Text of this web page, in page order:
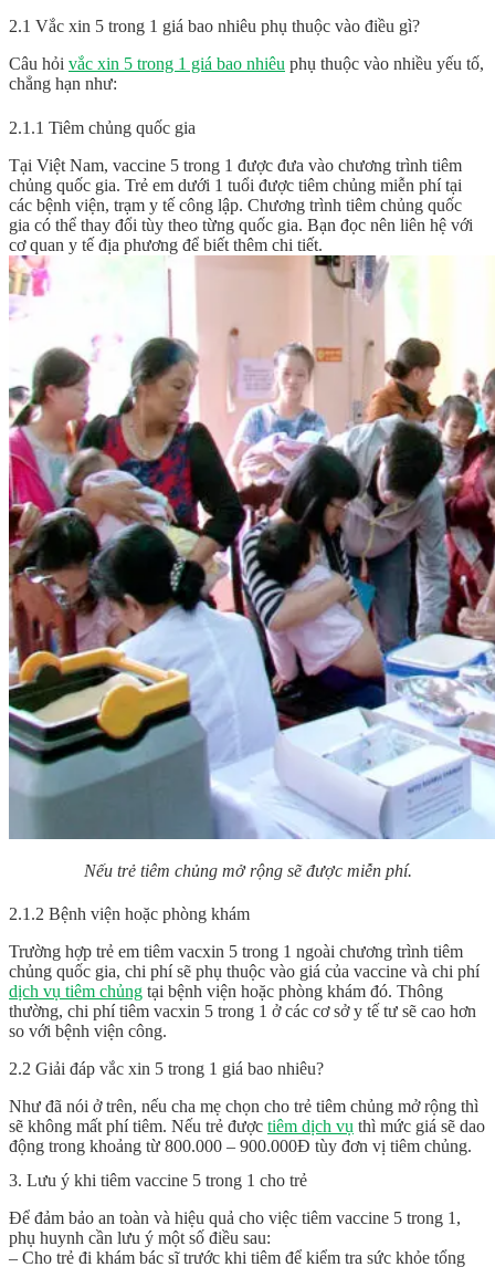
2.1 Vắc xin 5 trong 1 giá bao nhiêu phụ thuộc vào điều gì?
Câu hỏi vắc xin 5 trong 1 giá bao nhiêu phụ thuộc vào nhiều yếu tố,
chẳng hạn như:
2.1.1 Tiêm chủng quốc gia
Tại Việt Nam, vaccine 5 trong 1 được đưa vào chương trình tiêm
chủng quốc gia. Trẻ em dưới 1 tuổi được tiêm chủng miễn phí tại
các bệnh viện, trạm y tế công lập. Chương trình tiêm chủng quốc
gia có thể thay đổi tùy theo từng quốc gia. Bạn đọc nên liên hệ với
cơ quan y tế địa phương để biết thêm chi tiết.
Nếu trẻ tiêm chủng mở rộng sẽ được miễn phí.
2.1.2 Bệnh viện hoặc phòng khám
Trường hợp trẻ em tiêm vacxin 5 trong 1 ngoài chương trình tiêm
chủng quốc gia, chi phí sẽ phụ thuộc vào giá của vaccine và chi phí
dịch vụ tiêm chủng tại bệnh viện hoặc phòng khám đó. Thông
thường, chi phí tiêm vacxin 5 trong 1 ở các cơ sở y tế tư sẽ cao hơn
so với bệnh viện công.
2.2 Giải đáp vắc xin 5 trong 1 giá bao nhiêu?
Như đã nói ở trên, nếu cha mẹ chọn cho trẻ tiêm chủng mở rộng thì
sẽ không mất phí tiêm. Nếu trẻ được tiêm dịch vụ thì mức giá sẽ dao
động trong khoảng từ 800.000 – 900.000Đ tùy đơn vị tiêm chủng.
3. Lưu ý khi tiêm vaccine 5 trong 1 cho trẻ
Để đảm bảo an toàn và hiệu quả cho việc tiêm vaccine 5 trong 1,
phụ huynh cần lưu ý một số điều sau:
– Cho trẻ đi khám bác sĩ trước khi tiêm để kiểm tra sức khỏe tổng